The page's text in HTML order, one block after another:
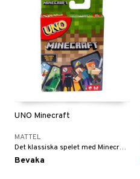
UNO Minecraft
MATTEL
Det klassiska spelet med Minecraftkort och en specialkort.
Bevaka